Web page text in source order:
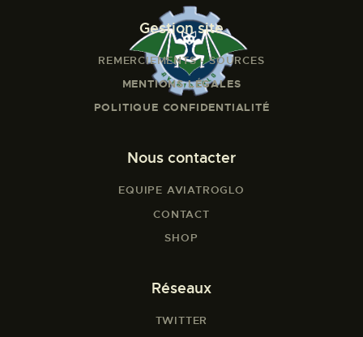
Gestion site
REMERCIEMENTS - SOURCES
MENTIONS LÉGALES
POLITIQUE CONFIDENTIALITÉ
Nous contacter
EQUIPE AVIATROGLO
CONTACT
SHOP
Réseaux
TWITTER